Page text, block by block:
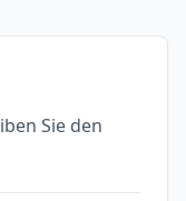
Sie den